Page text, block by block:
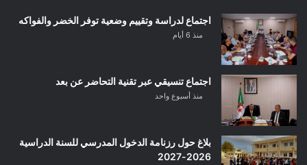
اجتماع لدراسة وتقييم وضعية توفر الخضر والفواكه
منذ 6 أيام
اجتماع تنسيقي عبر تقنية التحاضر عن بعد
منذ أسبوع واحد
بلاغ حول رزنامة الدخول المدرسي للسنة الدراسية
2026-2027